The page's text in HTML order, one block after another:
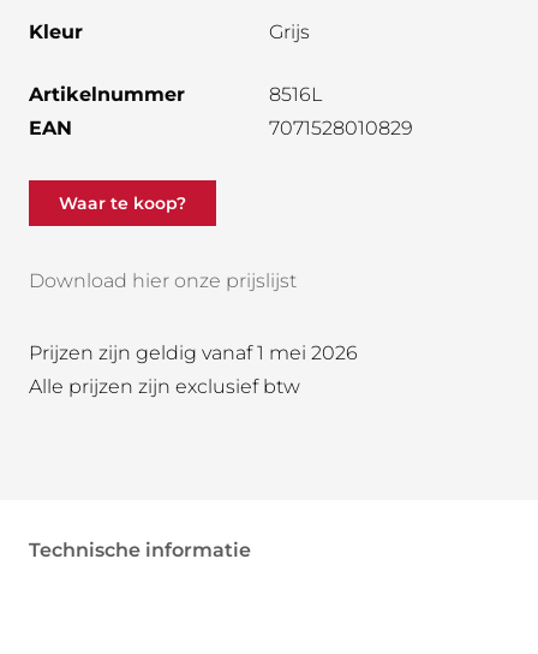
Kleur Grijs
Artikelnummer
8516L
EAN
7071528010829
Waar te koop?
Download hier onze prijslijst
Prijzen zijn geldig vanaf 1 mei 2026
Alle prijzen zijn exclusief btw
Technische informatie